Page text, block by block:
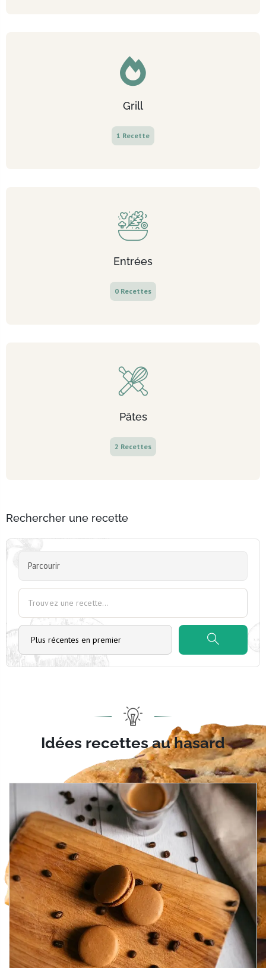
Grill
1 Recette
Entrées
0 Recettes
Pâtes
2 Recettes
Rechercher une recette
Parcourir
Idées recettes au hasard